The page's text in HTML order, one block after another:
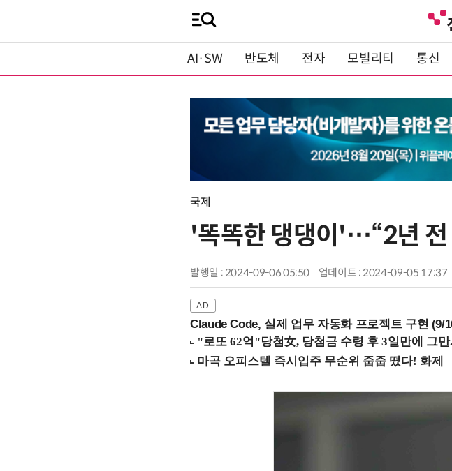
AI·SW 반도체 전자 모빌리티 통신
국제
'똑똑한 댕댕이'…“2년 전
발행일 : 2024-09-06 05:50 업데이트 : 2024-09-05 17:37
Claude Code, 실제 업무 자동화 프로젝트 구현 (9/